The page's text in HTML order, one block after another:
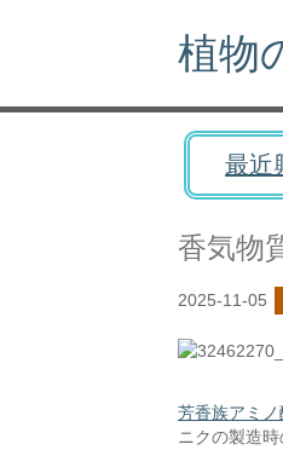
植物
最近
香気物
2025-11-05
芳香族アミ
ニクの製造時